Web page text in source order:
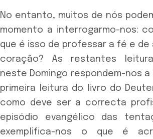
No entanto, muitos de nós
momento a interrogarmo-nos:
que é isso de professar a fé e
coração? As restantes
neste Domingo respondem-nos
primeira leitura do livro do
como deve ser a correcta
episódio evangélico das
exemplifica-nos o que é